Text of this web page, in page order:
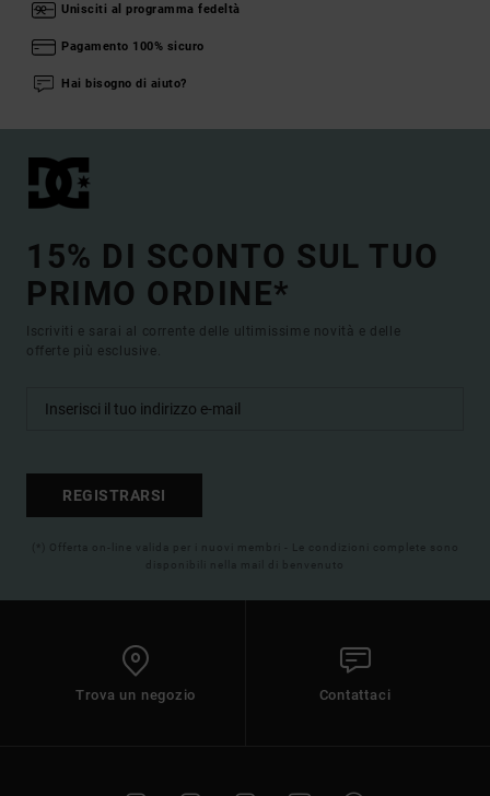
Unisciti al programma fedeltà
Pagamento 100% sicuro
Hai bisogno di aiuto?
15% DI SCONTO SUL TUO
PRIMO ORDINE*
Iscriviti e sarai al corrente delle ultimissime novità e delle
offerte più esclusive.
REGISTRARSI
(*) Offerta on-line valida per i nuovi membri - Le condizioni complete sono
disponibili nella mail di benvenuto
Trova un negozio Contattaci